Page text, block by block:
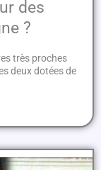
des
?
très proches
deux dotées de